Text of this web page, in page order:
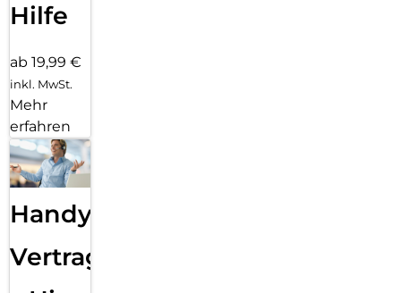
Hilfe
ab 19,99 €
inkl. MwSt.
Mehr
erfahren
Handy
Vertragsabwicklung